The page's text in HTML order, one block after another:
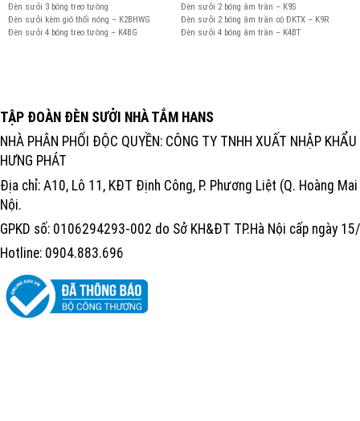
Đèn sưởi 3 bóng treo tường
Đèn sưởi kèm gió thổi nóng – K2BHWG
Đèn sưởi 4 bóng treo tường – K4BG
Đèn sưởi 2 bóng âm trần – K9S
Đèn sưởi 2 bóng âm trần có ĐKTX – K9R
Đèn sưởi 4 bóng âm trần – K4BT
TẬP ĐOÀN ĐÈN SƯỞI NHÀ TẮM HANS
NHÀ PHÂN PHỐI ĐỘC QUYỀN: CÔNG TY TNHH XUẤT NHẬP
HƯNG PHÁT
Địa chỉ: A10, Lô 11, KĐT Định Công, P. Phương Liệt (Q. Hoàng Mai
Nội.
GPKD số: 0106294293-002 do Sở KH&ĐT TP.Hà Nội cấp ngày
Hotline: 0904.883.696